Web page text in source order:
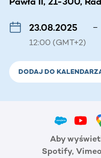
23.08.2025
12:00 (GMT+2)
–
DODAJ DO
Aby
Spotify,